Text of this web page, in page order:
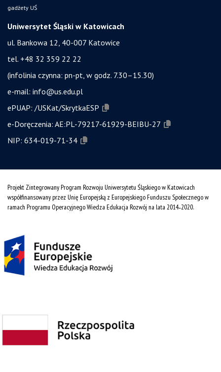
gadżety UŚ
Uniwersytet Śląski w Katowicach
ul. Bankowa 12, 40-007 Katowice
tel. +48 32 359 22 22
(infolinia czynna: pn-pt, w godz. 7.30–15.30)
e-mail: info@us.edu.pl
ePUAP: /USKat/SkrytkaESP
e-Doręczenia: AE:PL-79217-61929-BEIBU-27
NIP: 634-019-71-34
Projekt Zintegrowany Program Rozwoju Uniwersytetu Śląskiego w Katowicach
współfinansowany przez Unię Europejską z Europejskiego Funduszu Społecznego w
ramach Programu Operacyjnego Wiedza Edukacja Rozwój na lata 2014˗2020.